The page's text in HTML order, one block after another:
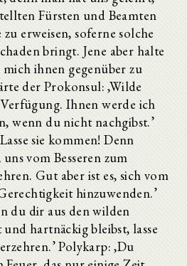
Fürsten und Beamten
erweisen, soferne solche
bringt. Jene aber halte
ihnen gegenüber zu
der Prokonsul: ,Wilde
Ihnen werde ich
wenn du nicht nachgibst.’
sie kommen! Denn
vom Besseren zum
Gut aber ist es, sich vom
hinzuwenden.’
du dir aus den wilden
hartnäckig bleibst, lasse
Polykarp: ,Du